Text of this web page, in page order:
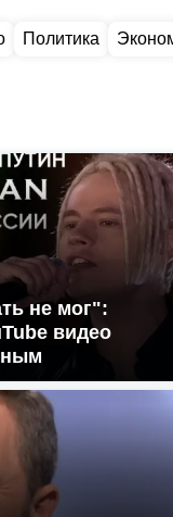
Политика
не мог":
видео